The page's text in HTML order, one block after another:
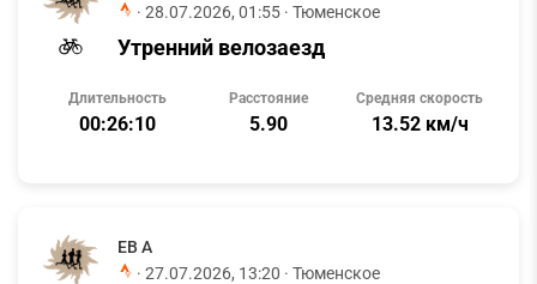
· 28.07.2026, 01:55 · Тюменское
Утренний велозаезд
Длительность
00:26:10
Расстояние
5.90
Средняя скорость
13.52 км/ч
ЕВ А
· 27.07.2026, 13:20 · Тюменское